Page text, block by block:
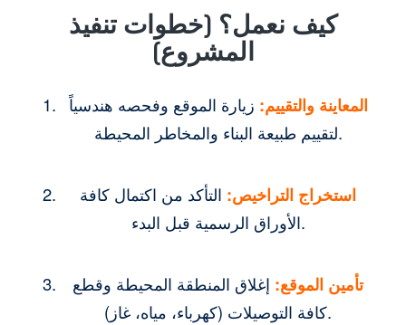
كيف نعمل؟ (خطوات تنفيذ
المشروع)
المعاينة والتقييم: زيارة الموقع وفحصه هندسياً
لتقييم طبيعة البناء والمخاطر المحيطة.
استخراج التراخيص: التأكد من اكتمال كافة
الأوراق الرسمية قبل البدء.
تأمين الموقع: إغلاق المنطقة المحيطة وقطع
كافة التوصيلات (كهرباء، مياه، غاز).